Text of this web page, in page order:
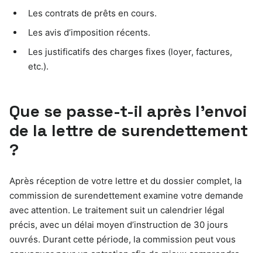
Les contrats de prêts en cours.
Les avis d’imposition récents.
Les justificatifs des charges fixes (loyer, factures,
etc.).
Que se passe-t-il après l’envoi
de la lettre de surendettement
?
Après réception de votre lettre et du dossier complet, la
commission de surendettement examine votre demande
avec attention. Le traitement suit un calendrier légal
précis, avec un délai moyen d’instruction de 30 jours
ouvrés. Durant cette période, la commission peut vous